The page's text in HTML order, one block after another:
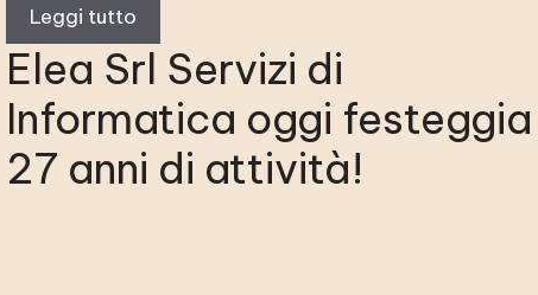
Leggi tutto
Elea Srl Servizi di
Informatica oggi festeggia
27 anni di attività!